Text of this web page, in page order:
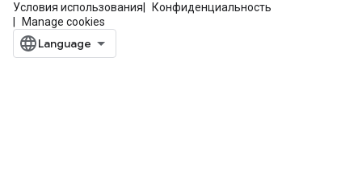
Условия использования
Конфиденциальность
Manage cookies